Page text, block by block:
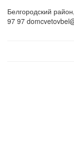
Белгородский
97 97